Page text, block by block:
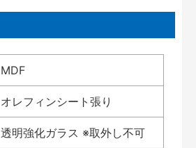
MDF
オレフィンシート張り
透明強化ガラス ※取外し不可